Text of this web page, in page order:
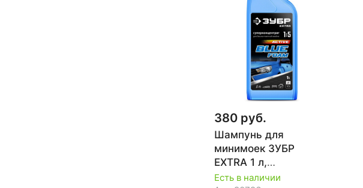
380 руб.
Шампунь для
минимоек ЗУБР
EXTRA 1 л,
универсальный,
Есть в наличии